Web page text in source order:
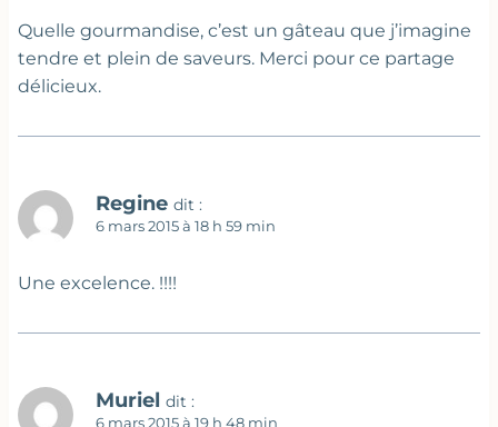
Quelle gourmandise, c’est un gâteau que j’imagine
tendre et plein de saveurs. Merci pour ce partage
délicieux.
Regine dit :
6 mars 2015 à 18 h 59 min
Une excelence. !!!!
Muriel dit :
6 mars 2015 à 19 h 48 min